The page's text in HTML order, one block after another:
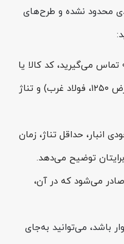
محدود نشده و طرح‌های
با مرکز تماس فولادسل 02174486 تماس می‌گیرید، کد کالا یا
مشخصات (st12، ضخامت ۰٫۳، عرض ۱۲۵۰، فولاد غرب) و تناژ
انبار، حداقل تناژ، زمان
توضیح می‌دهد.
می‌شود که در آن،
باشد، می‌توانید به‌جای